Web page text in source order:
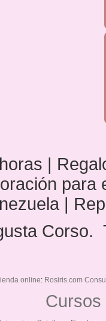
|
para
|
Corso.
online: Rosiris.com
Cursos